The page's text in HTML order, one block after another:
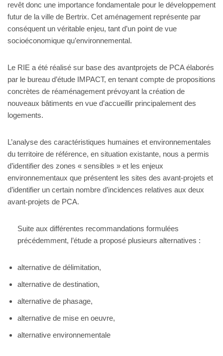
revêt donc une importance fondamentale pour le développement
futur de la ville de Bertrix. Cet aménagement représente par
conséquent un véritable enjeu, tant d’un point de vue
socioéconomique qu’environnemental.
Le RIE a été réalisé sur base des avantprojets de PCA élaborés
par le bureau d’étude IMPACT, en tenant compte de propositions
concrètes de réaménagement prévoyant la création de
nouveaux bâtiments en vue d’accueillir principalement des
logements.
L’analyse des caractéristiques humaines et environnementales
du territoire de référence, en situation existante, nous a permis
d’identifier des zones « sensibles » et les enjeux
environnementaux que présentent les sites des avant-projets et
d’identifier un certain nombre d’incidences relatives aux deux
avant-projets de PCA.
Suite aux différentes recommandations formulées
précédemment, l’étude a proposé plusieurs alternatives :
alternative de délimitation,
alternative de destination,
alternative de phasage,
alternative de mise en oeuvre,
alternative environnementale